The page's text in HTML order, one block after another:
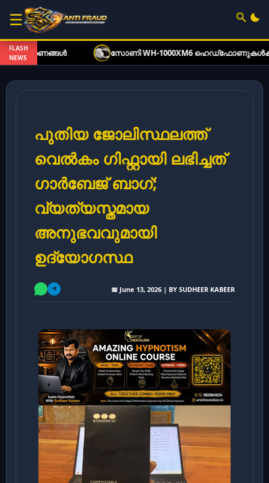
☰
FLASH
NEWS
സോണി WH-1000XM6 ഹെഡ്‌ഫോണുകൾക്ക് വൻ
പുതിയ ജോലിസ്ഥലത്ത്
വെൽകം ഗിഫ്റ്റായി ലഭിച്ചത്
ഗാർബേജ് ബാഗ്;
വ്യത്യസ്തമായ
അനുഭവവുമായി
ഉദ്യോഗസ്ഥ
📅 June 13, 2026 | BY SUDHEER KABEER